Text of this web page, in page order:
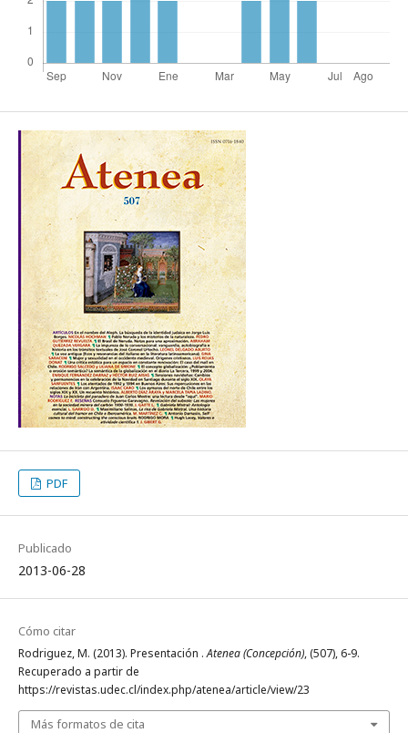
PDF
Publicado
2013-06-28
Cómo citar
Rodriguez, M. (2013). Presentación .Atenea (Concepción), (507), 6-9.
Recuperado a partir de
https://revistas.udec.cl/index.php/atenea/article/view/23
Más formatos de cita